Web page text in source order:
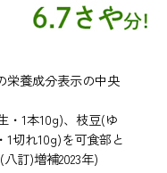
栄養成分表示の中央
1本10g)、枝豆(ゆ
切れ10g)を可食部と
訂)増補2023年)